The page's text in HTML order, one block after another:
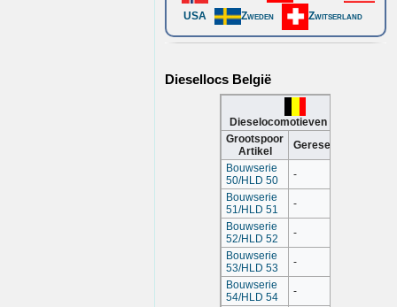
USA
Zweden Zwitserland
Diesellocs België
Dieselocomotieven België
Grootspoor
Artikel
Gereserveerd
Bouwserie
50/HLD 50
-
Bouwserie
51/HLD 51
-
Bouwserie
52/HLD 52
-
Bouwserie
53/HLD 53
-
Bouwserie
54/HLD 54
-